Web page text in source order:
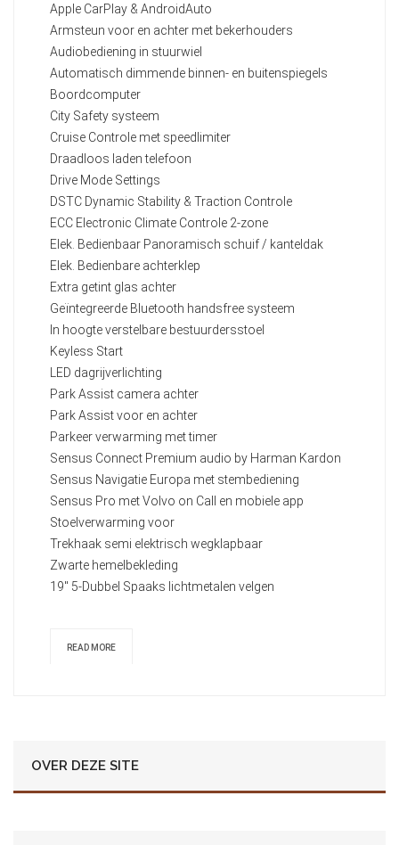
Apple CarPlay & AndroidAuto
Armsteun voor en achter met bekerhouders
Audiobediening in stuurwiel
Automatisch dimmende binnen- en buitenspiegels
Boordcomputer
City Safety systeem
Cruise Controle met speedlimiter
Draadloos laden telefoon
Drive Mode Settings
DSTC Dynamic Stability & Traction Controle
ECC Electronic Climate Controle 2-zone
Elek. Bedienbaar Panoramisch schuif / kanteldak
Elek. Bedienbare achterklep
Extra getint glas achter
Geïntegreerde Bluetooth handsfree systeem
In hoogte verstelbare bestuurdersstoel
Keyless Start
LED dagrijverlichting
Park Assist camera achter
Park Assist voor en achter
Parkeer verwarming met timer
Sensus Connect Premium audio by Harman Kardon
Sensus Navigatie Europa met stembediening
Sensus Pro met Volvo on Call en mobiele app
Stoelverwarming voor
Trekhaak semi elektrisch wegklapbaar
Zwarte hemelbekleding
19" 5-Dubbel Spaaks lichtmetalen velgen
READ MORE
OVER DEZE SITE